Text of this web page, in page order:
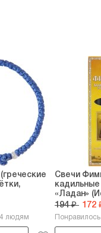
людям
Свечи
«Ладан»
194 ₽ 172